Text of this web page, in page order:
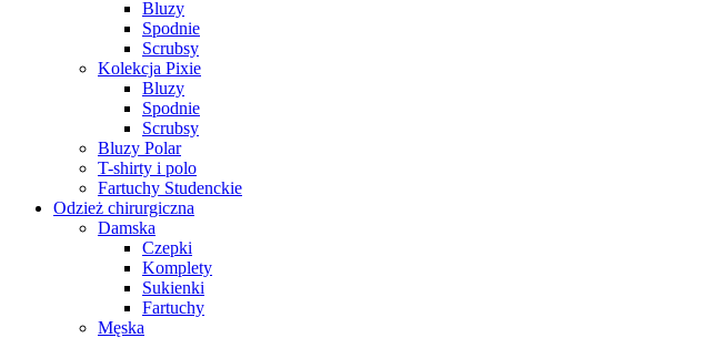
Bluzy
Spodnie
Scrubsy
Kolekcja Pixie
Bluzy
Spodnie
Scrubsy
Bluzy Polar
T-shirty i polo
Fartuchy Studenckie
Odzież chirurgiczna
Damska
Czepki
Komplety
Sukienki
Fartuchy
Męska